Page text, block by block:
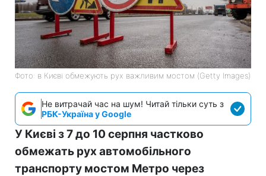
Фото: в Києві обмежують рух важливим мостом (Getty Images)
Не витрачай час на шум! Читай тільки суть з
РБК-Україна у Google
У Києві з 7 до 10 серпня частково
обмежать рух автомобільного
транспорту мостом Метро через